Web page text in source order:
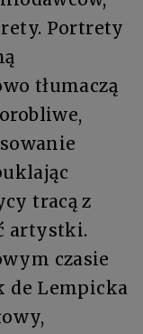
Portrety
tłumaczą
tracą z
artystki.
czasie
de Lempicka